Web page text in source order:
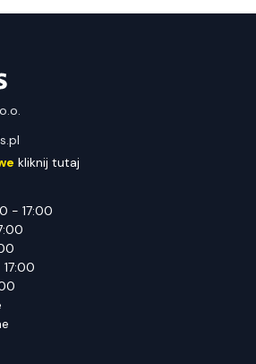
kliknij tutaj
- 17:00